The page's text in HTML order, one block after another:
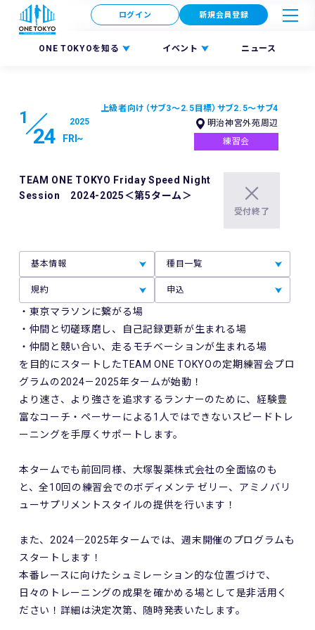
ONE TOKYOを知る イベント ニュース
ログイン 新規会員登録
1
24
2025
FRI ~
上級者向け（サブ3～2.5目標） サブ2.5～サブ4
明治神宮外苑周辺
練習会
TEAM ONE TOKYO Friday Speed Night
Session 2024-2025＜第5ターム＞
受付終了
基本情報 種目一覧
規約 申込
・東京マラソンに繋がる場
・仲間と切磋琢磨し、自己記録更新が生まれる場
・仲間と競い合い、走るモチベーションが生まれる場
を目的にスタートしたTEAM ONE TOKYOの定期練習会プロ
グラムの2024－2025年タームが始動！
より速さ、より強さを追求するランナーのために、経験豊
富なコーチ・ペーサーによる1人ではできないスピードトレ
ーニングを手厚くサポートします。
本タームでも前回同様、大塚製薬株式会社の全面協のも
と、全10回の練習会でのボディメンテ ゼリー、アミノバリ
ューサプリメントスタイルの提供を行います！
また、2024―2025年タームでは、週末開催のプログラムも
スタートします！
本番レースに向けたシュミレーション的な位置づけで、
日々のトレーニングの成果を確かめる場として是非活用く
ださい！詳細は決定次第、随時発表いたします。